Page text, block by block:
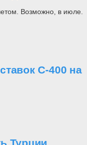
Возможно, в июле.
С-400 на